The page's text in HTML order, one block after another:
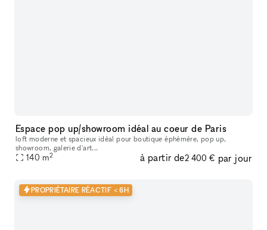
Espace pop up/showroom idéal au coeur de Paris
loft moderne et spacieux idéal pour boutique éphémère, pop up,
showroom, galerie d'art...
140 m2 à partir de2 400 € par jour
PROPRIÉTAIRE RÉACTIF < 6H